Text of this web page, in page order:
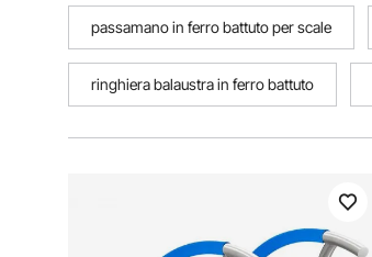
passamano in ferro battuto per scale
ringhiera balaustra in ferro battuto